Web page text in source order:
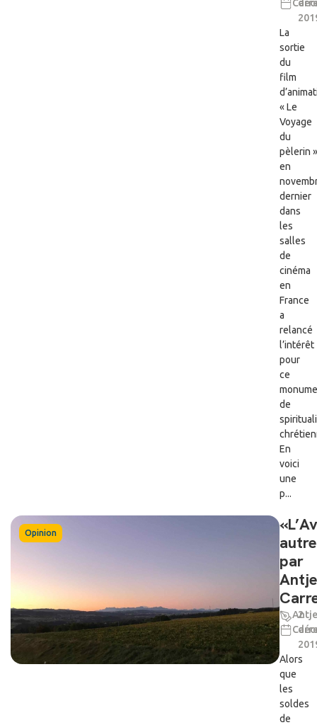
La
sortie
du
film
« Le
Voyage
du
pèlerin »
en
dernier
dans
les
salles
de
cinéma
en
France
a
relancé
l’intérêt
pour
ce
de
En
voici
une
p...
Opinion
par
Antje
Antje
2
Alors
que
les
soldes
de